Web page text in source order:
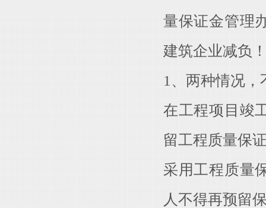
量保证金管理
建筑企业减负
1、两种情况
在工程项目竣
留工程质量保
采用工程质量
人不得再预留